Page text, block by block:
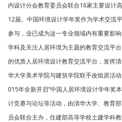
内设计分会教育委员会联合16家主要设计
12届。中国环境设计学年奖作为学术交流
参与，业已成为这一专业领域内有重要影
学科及关注人居环境为主题的教育交流平
的优质人居环境设计教育交流平台，发挥
华大学美术学院与建筑学院联手改组原活
015年全新开启“中国人居环境设计学年奖
计竞赛与论坛等活动，由清华大学、教育
员会联合主办，住建部高等学校土建学科